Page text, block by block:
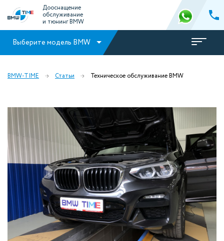
Дооснащение
обслуживание
и тюнинг BMW
Выберите модель BMW
BMW-TIME Статьи Техническое обслуживание BMW